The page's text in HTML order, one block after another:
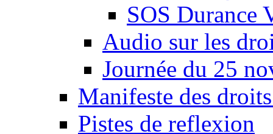
SOS Durance
Audio sur les
Journée du 25
Manifeste des
Pistes de reflexion